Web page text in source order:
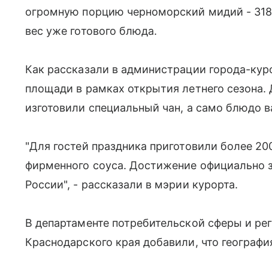
огромную порцию черноморский мидий -
вес уже готового блюда.
Как рассказали в администрации города-
площади в рамках открытия летнего сезона.
изготовили специальный чан, а само блюдо
"Для гостей праздника приготовили более
фирменного соуса. Достижение официально
России", - рассказали в мэрии курорта.
В департаменте потребительской сферы и
Краснодарского края добавили, что